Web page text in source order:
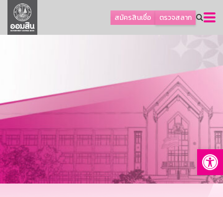
สมัครสินเชื่อ ตรวจสลาก
ลูกค้าธุรกิจ
ลูกค้าผู้ประกอบรายย่อย
การพัฒนาที่ยั่งยืน
ข่าวสาร
บริการทางการเงิน
อื่นๆ
ติดต่อเรา
บริการออนไลน์